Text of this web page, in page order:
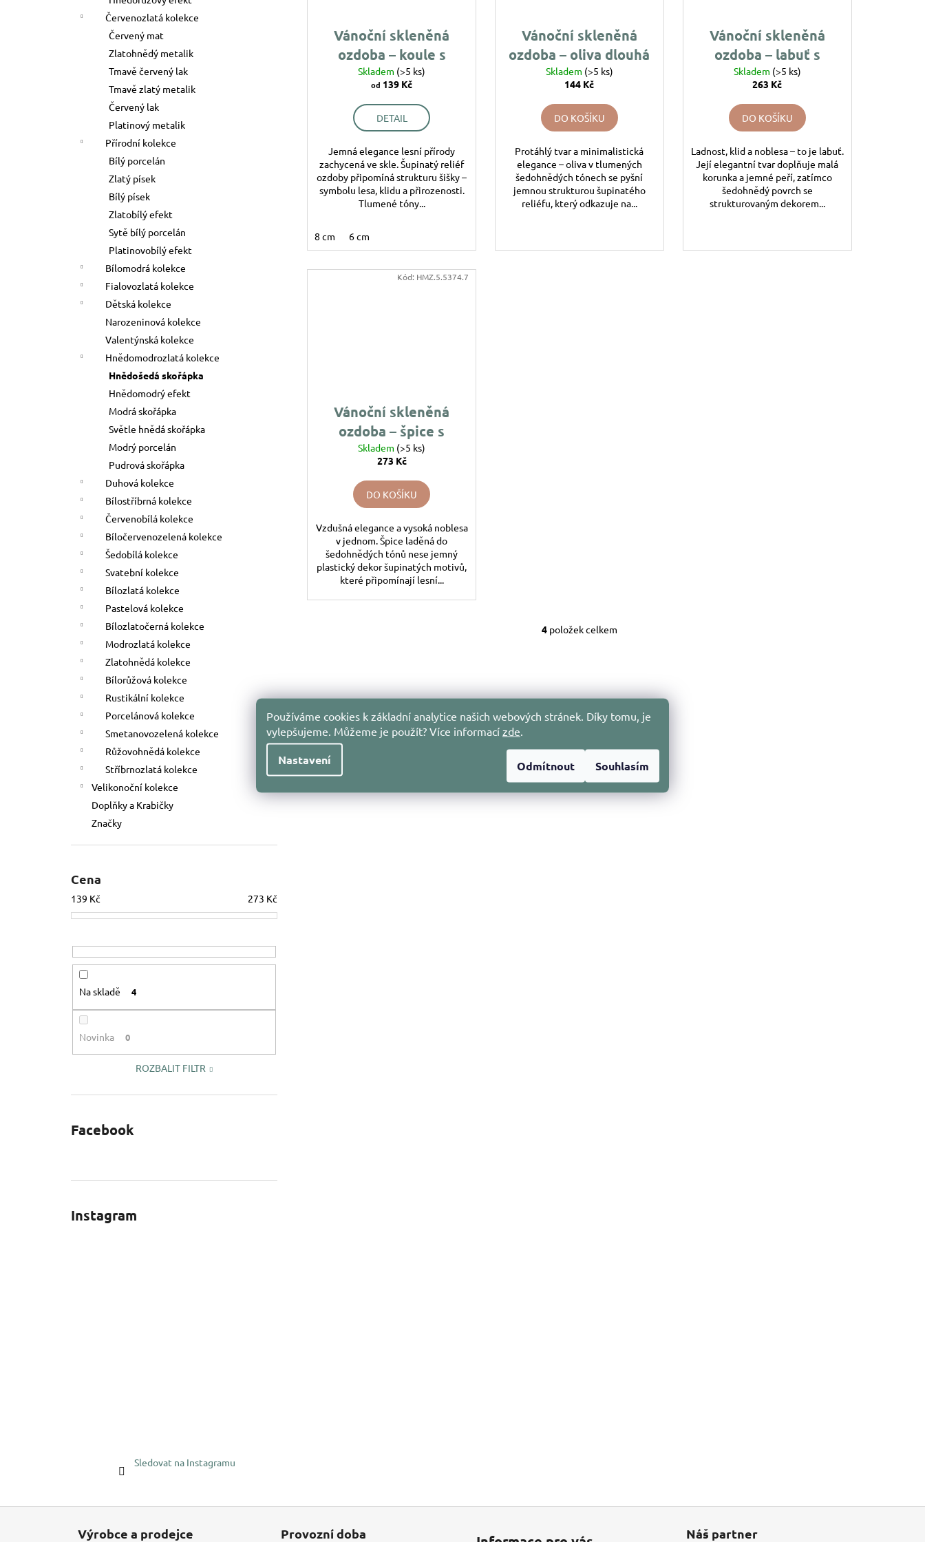
Používáme cookies k základní analytice našich webových stránek. Díky tomu, je
vylepšujeme. Můžeme je použít? Více informací zde
Nastavení Odmítnout Souhlasím
Červenozlatá kolekce
Červený mat
Zlatohnědý metalik
Tmavě červený lak
Tmavě zlatý metalik
Červený lak
Platinový metalik
Přírodní kolekce
Bílý porcelán
Zlatý písek
Bílý písek
Zlatobílý efekt
Sytě bílý porcelán
Platinovobílý efekt
Bílomodrá kolekce
Fialovozlatá kolekce
Dětská kolekce
Narozeninová kolekce
Valentýnská kolekce
Hnědomodrozlatá kolekce
Hnědošedá skořápka
Hnědomodrý efekt
Modrá skořápka
Světle hnědá skořápka
Modrý porcelán
Pudrová skořápka
Duhová kolekce
Bílostříbrná kolekce
Červenobílá kolekce
Bíločervenozelená kolekce
Šedobílá kolekce
Svatební kolekce
Bílozlatá kolekce
Pastelová kolekce
Bílozlatočerná kolekce
Modrozlatá kolekce
Zlatohnědá kolekce
Bílorůžová kolekce
Rustikální kolekce
Porcelánová kolekce
Smetanovozelená kolekce
Růžovohnědá kolekce
Stříbrnozlatá kolekce
Velikonoční kolekce
Doplňky a Krabičky
Značky
Cena
139 Kč 273 Kč
Na skladě 4
Novinka 0
ROZBALIT FILTR
Facebook
Instagram
Sledovat na Instagramu
Vánoční skleněná
ozdoba – koule s
motivem šupinaté
šišky
Skladem (>5 ks)
od 139 Kč
DETAIL
Jemná elegance lesní přírody
zachycená ve skle. Šupinatý reliéf
ozdoby připomíná strukturu šišky –
symbolu lesa, klidu a přirozenosti.
Tlumené tóny...
8 cm 6 cm
Vánoční skleněná
ozdoba – oliva dlouhá
s motivem šupinaté
šišky
Skladem (>5 ks)
144 Kč
DO KOŠÍKU
Protáhlý tvar a minimalistická
elegance – oliva v tlumených
šedohnědých tónech se pyšní
jemnou strukturou šupinatého
reliéfu, který odkazuje na...
Vánoční skleněná
ozdoba – labuť s
motivem šupinaté
šišky
Skladem (>5 ks)
263 Kč
DO KOŠÍKU
Ladnost, klid a noblesa – to je labuť.
Její elegantní tvar doplňuje malá
korunka a jemné peří, zatímco
šedohnědý povrch se
strukturovaným dekorem...
Vánoční skleněná
ozdoba – špice s
motivem šupinaté
šišky
Skladem (>5 ks)
273 Kč
DO KOŠÍKU
Vzdušná elegance a vysoká noblesa
v jednom. Špice laděná do
šedohnědých tónů nese jemný
plastický dekor šupinatých motivů,
které připomínají lesní...
Kód: HMZ.5.5374.7
O
d
a
c
p
v
k
4 položek celkem
Výrobce a prodejce Provozní doba Náš partner